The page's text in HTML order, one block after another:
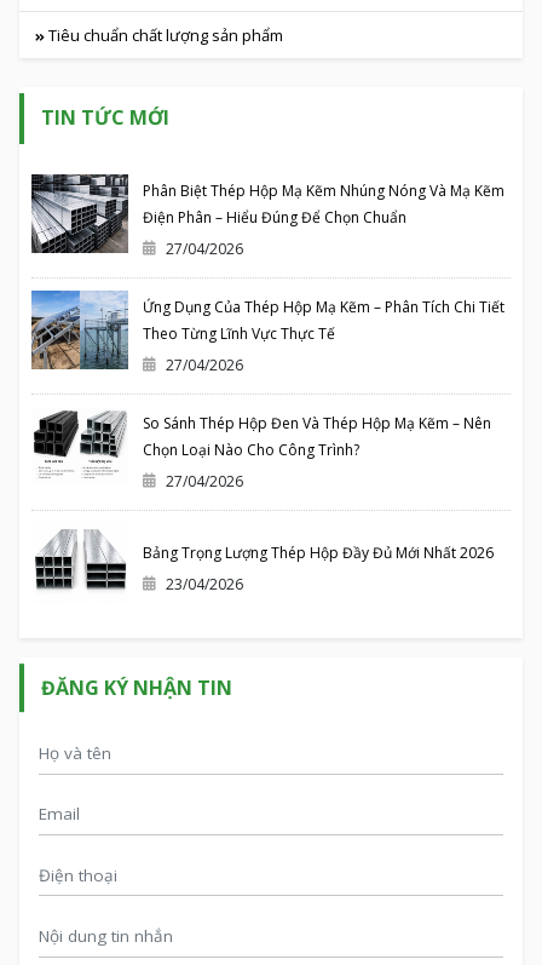
Tiêu chuẩn chất lượng sản phẩm
TIN TỨC MỚI
Phân Biệt Thép Hộp Mạ Kẽm Nhúng Nóng Và Mạ Kẽm
Điện Phân – Hiểu Đúng Để Chọn Chuẩn
27/04/2026
Ứng Dụng Của Thép Hộp Mạ Kẽm – Phân Tích Chi Tiết
Theo Từng Lĩnh Vực Thực Tế
27/04/2026
So Sánh Thép Hộp Đen Và Thép Hộp Mạ Kẽm – Nên
Chọn Loại Nào Cho Công Trình?
27/04/2026
Bảng Trọng Lượng Thép Hộp Đầy Đủ Mới Nhất 2026
23/04/2026
ĐĂNG KÝ NHẬN TIN